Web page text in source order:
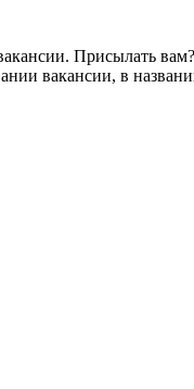
Присылать вам?
вакансии, в